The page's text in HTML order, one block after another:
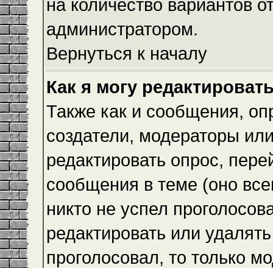
на количество вариантов
администратором.
Вернуться к началу
Как я могу
Также как и сообщения,
создатели, модераторы
редактировать опрос,
сообщения в теме (оно
никто не успел
редактировать или
проголосовал, то только